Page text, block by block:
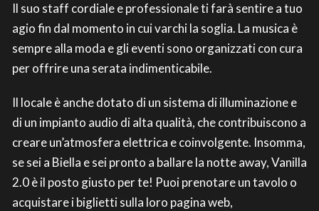
Il suo staff cordiale e professionale ti farà sentire a tuo
agio fin dal momento in cui varchi la soglia. La musica è
sempre alla moda e gli eventi sono organizzati con cura
per offrire una serata indimenticabile.
Il locale è anche dotato di un sistema di illuminazione e
di un impianto audio di alta qualità, che contribuiscono a
creare un’atmosfera elettrica e coinvolgente. Insomma,
se sei a Biella e sei pronto a ballare la notte away, Vanilla
2.0 è il posto giusto per te! Puoi prenotare un tavolo o
acquistare i biglietti sulla loro pagina web,